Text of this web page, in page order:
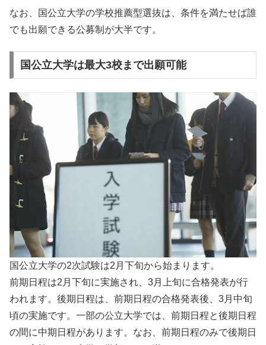
なお、国公立大学の学校推薦型選抜は、条件を満たせば誰
でも出願できる公募制が大半です。
国公立大学は最大3校まで出願可能
国公立大学の2次試験は2月下旬から始まります。
前期日程は2月下旬に実施され、3月上旬に合格発表が行
われます。後期日程は、前期日程の合格発表後、3月中旬
頃の実施です。一部の公立大学では、前期日程と後期日程
の間に中期日程があります。なお、前期日程のみで後期日